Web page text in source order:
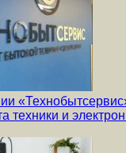
техники и